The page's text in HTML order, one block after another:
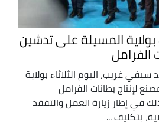
المسيلة على تدشين
غريب، اليوم الثلاثاء بولاية
لإنتاج بطانات الفرامل
في إطار زيارة العمل والتفقد
بتكليف ...